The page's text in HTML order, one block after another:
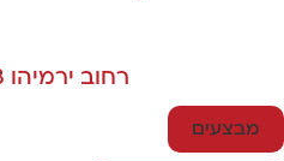
רחוב ירמיהו 23, ירושלים
מבצעים